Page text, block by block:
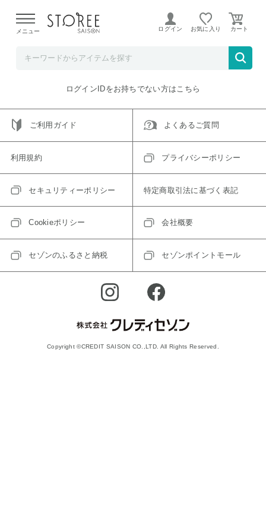
よる配送遅延が発生しております。
メニュー ログイン お気に入り
ご指定のアイテムは取り扱い終了、またはただいま取り扱い
トップへ戻る
ログインIDをお持ちでない方はこちら
ご利用ガイド よくあるご質問
利用規約 プライバシーポリシー
セキュリティーポリシー 特定商取引法に基づく表記
Cookieポリシー 会社概要
セゾンのふるさと納税 セゾンポイントモール
Copyright ©CREDIT SAISON CO.,LTD. All Rights Reserved.